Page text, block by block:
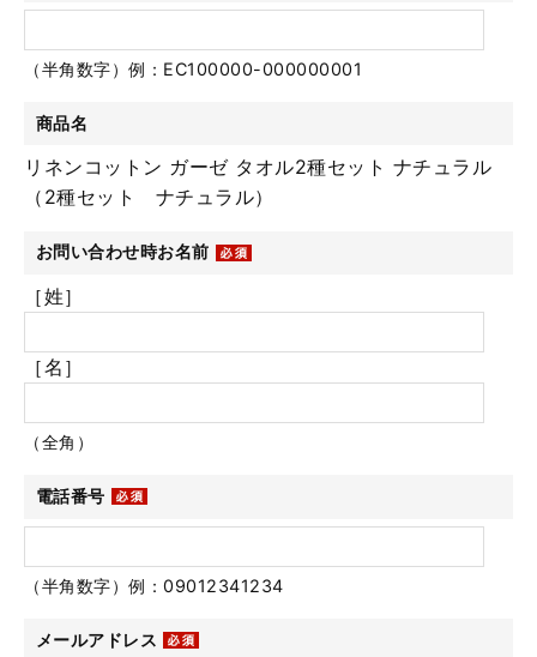
（半角数字）例：EC100000-000000001
商品名
リネンコットン ガーゼ タオル2種セット ナチュラル
（2種セット ナチュラル）
お問い合わせ時お名前
［姓］
［名］
（全角）
電話番号
（半角数字）例：09012341234
メールアドレス